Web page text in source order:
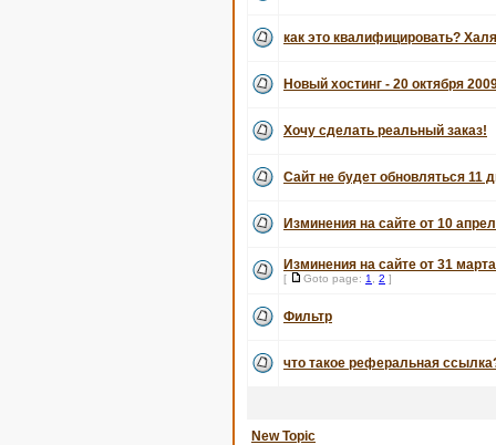
как это квалифицировать?
Новый хостинг - 20 октября
Хочу сделать реальный заказ!
Сайт не будет обновляться 11
Изминения на сайте от 10
Изминения на сайте от 31
[ Goto page: 1 2 ]
Фильтр
что такое реферальная
New Topic